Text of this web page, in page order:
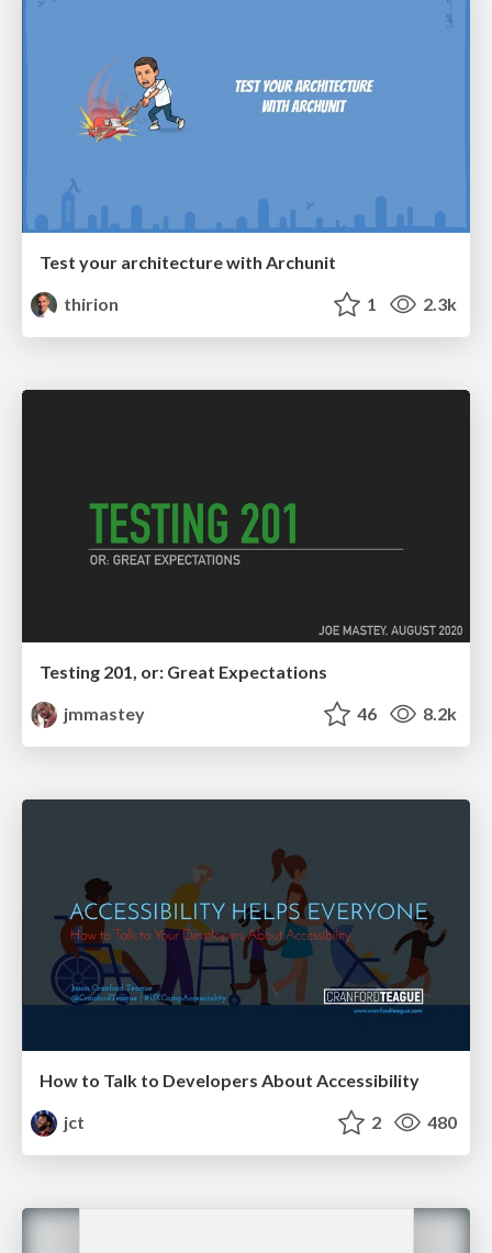
Test your architecture with Archunit
thirion
1 2.3k
Testing 201, or: Great Expectations
jmmastey
46 8.2k
How to Talk to Developers About Accessibility
jct
2 480